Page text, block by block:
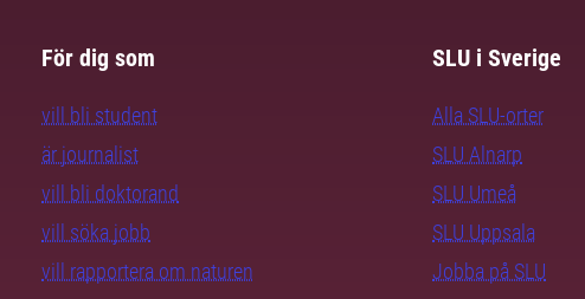
För dig som
vill bli student
är journalist
vill bli doktorand
vill söka jobb
vill rapportera om naturen
SLU i Sverige
Alla SLU-orter
SLU Alnarp
SLU Umeå
SLU Uppsala
Jobba på SLU